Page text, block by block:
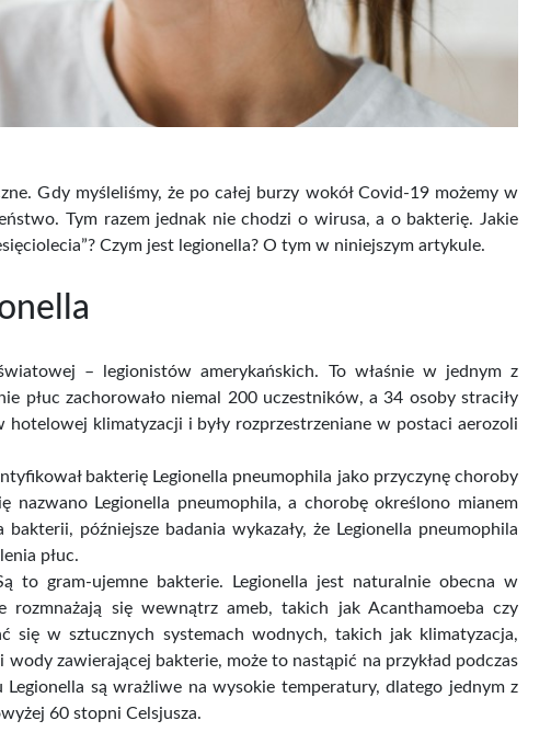
Cena brutto Cena
49,00 zł Cena brutto Cena
49,40 zł
Gdy myśleliśmy, że po całej burzy wokół Covid-19 możemy w
Tym razem jednak nie chodzi o wirusa, a o bakterię. Jakie
Czym jest legionella? O tym w niniejszym artykule.
– legionistów amerykańskich. To właśnie w jednym z
płuc zachorowało niemal 200 uczestników, a 34 osoby straciły
klimatyzacji i były rozprzestrzeniane w postaci aerozoli
bakterię Legionella pneumophila jako przyczynę choroby
Legionella pneumophila, a chorobę określono mianem
późniejsze badania wykazały, że Legionella pneumophila
płuc.
to gram-ujemne bakterie. Legionella jest naturalnie obecna w
się wewnątrz ameb, takich jak Acanthamoeba czy
się w sztucznych systemach wodnych, takich jak klimatyzacja,
zawierającej bakterie, może to nastąpić na przykład podczas
są wrażliwe na wysokie temperatury, dlatego jednym z
60 stopni Celsjusza.